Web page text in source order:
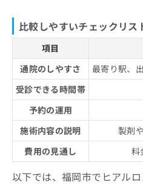
比較しやすいチェックリス
項目
通院のしやすさ
最寄り駅、
受診できる時間帯
予約の運用
施術内容の説明
製剤
費用の見通し
料
以下では、福岡市でヒアル